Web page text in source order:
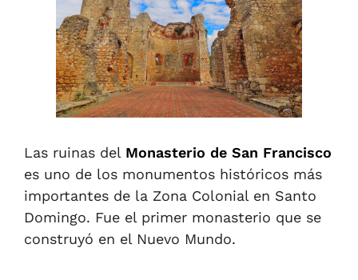
Las ruinas del Monasterio de San Francisco
es uno de los monumentos históricos más
importantes de la Zona Colonial en Santo
Domingo. Fue el primer monasterio que se
construyó en el Nuevo Mundo.